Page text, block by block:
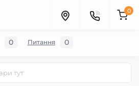
0
0 Питання 0